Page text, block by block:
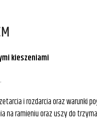
kieszeniami
i rozdarcia oraz warunki
na ramieniu oraz uszy do